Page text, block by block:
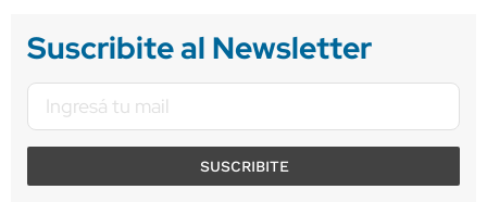
Suscribite al Newsletter
SUSCRIBITE